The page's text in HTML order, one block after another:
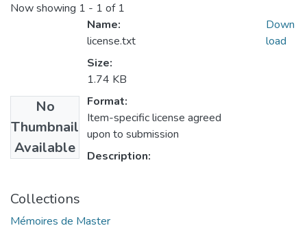
Now showing 1 - 1 of 1
No
Thumbnail
Available
Name:
license.txt
Size:
1.74 KB
Format:
Item-specific license agreed
upon to submission
Description:
Down
load
Collections
Mémoires de Master